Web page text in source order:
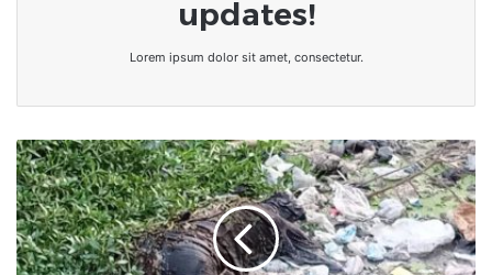
updates!
Lorem ipsum dolor sit amet, consectetur.
Togo/Drame
:
un
corps
sans
vie